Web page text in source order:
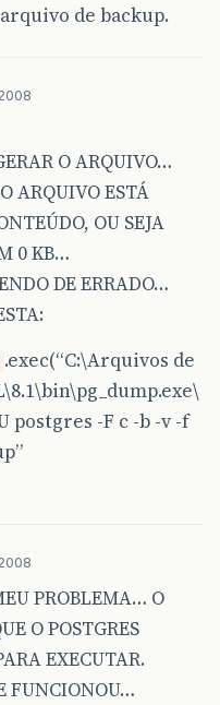
de backup.
O ARQUIVO…
ARQUIVO ESTÁ
OU SEJA
0 KB…
DE ERRADO…
.exec(“C:\Arquivos de
postgres -F c -b -v -f
PROBLEMA… O
O POSTGRES
EXECUTAR.
FUNCIONOU…